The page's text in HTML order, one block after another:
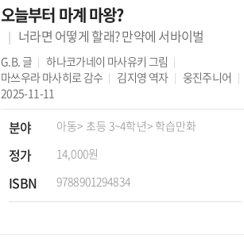
오늘부터 마계 마왕?
너라면 어떻게 할래? 만약에 서바이벌
G.B. 글 하나코가네이 마사유키 그림
마쓰우라 마사히로 감수 김지영 역자
웅진주니어
2025-11-11
분야 아동> 초등 3~4학년> 학습만화
정가 14,000원
ISBN 9788901294834